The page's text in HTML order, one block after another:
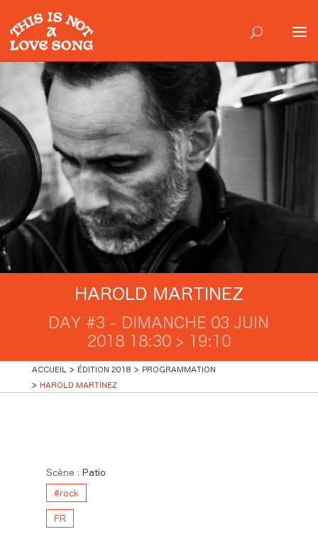
HAROLD MARTINEZ
DAY #3 - DIMANCHE 03 JUIN
2018 18:30 > 19:10
ACCUEIL ÉDITION 2018 PROGRAMMATION
HAROLD MARTINEZ
Scène : Patio
#rock
FR